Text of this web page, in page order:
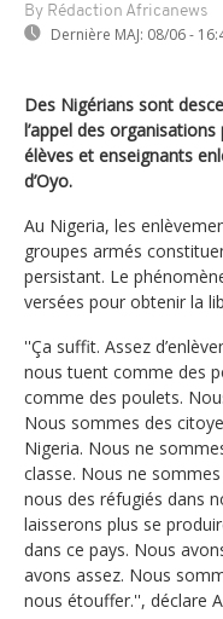
By Rédaction Africanews
Dernière MAJ: 08/06 -
Des Nigérians sont
l’appel des
élèves et enseignants
d’Oyo.
Au Nigeria, les
groupes armés
persistant. Le
versées pour obtenir la
''Ça suffit. Assez
nous tuent comme des
comme des poulets.
Nous sommes des
Nigeria. Nous ne
classe. Nous ne
nous des réfugiés dans
laisserons plus se
dans ce pays. Nous
avons assez. Nous
nous étouffer.'', déclare